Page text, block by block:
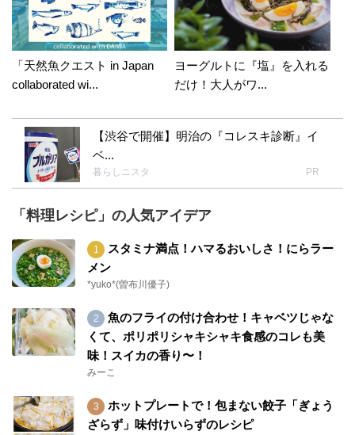
「天然魚クエスト in Japan
collaborated wi...
ヨーグルトに『塩』を入れる
だけ！大人がワ...
【渋谷で開催】明治の『コレスキ診断』イ
ベ...
暮らしニスタ PR
「料理レシピ」の人気アイデア
スタミナ満点！ハマるおいしさ！にらラー
メン
*yuko*(曽布川優子)
魚のフライの付け合わせ！キャベツじゃな
くて、ポリポリシャキシャキ食感のコレも美
味！スイカの香り〜！
みーこ
ホットプレートで！包まない餃子「ぎょう
ざらず」味付けいらずのレシピ